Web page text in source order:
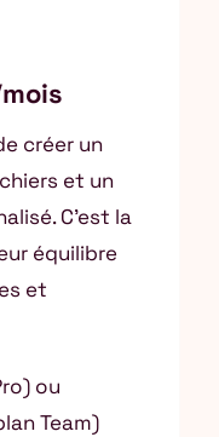
créer un
et un
C’est la
équilibre
et
ou
Team)